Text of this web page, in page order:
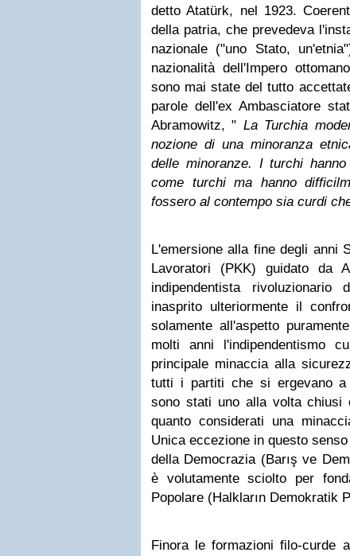
detto Atatürk, nel 1923.
della patria, che prevedeva
nazionale ("uno Stato,
nazionalità dell'Impero
sono mai state del tutto
parole dell'ex Ambasciatore
Abramowitz, " La Turchia
nozione di una minoranza
delle minoranze. I turchi
come turchi ma hanno
fossero al contempo sia curdi
L'emersione alla fine degli anni
Lavoratori (PKK) guidato da
indipendentista
inasprito ulteriormente il
solamente all'aspetto
molti anni l'indipendentismo
principale minaccia alla
tutti i partiti che si ergevano a
sono stati uno alla volta chiusi
quanto considerati una
Unica eccezione in questo
della Democrazia (Barış ve
è volutamente sciolto per
Popolare (Halkların Demokratik
Finora le formazioni filo-curde